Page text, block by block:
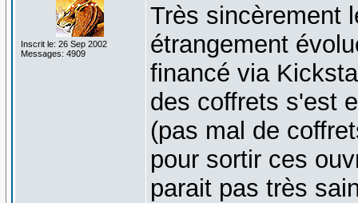
Inscrit le: 26 Sep 2002
Messages: 4909
Très sincèrement
étrangement
financé via
des coffrets s'est
(pas mal de
pour sortir ces
parait pas très